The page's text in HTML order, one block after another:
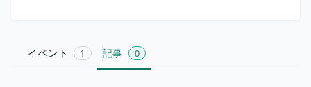
イベント 1 記事 0